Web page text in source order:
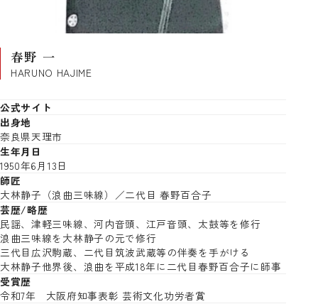
春野 一
HARUNO HAJIME
公式サイト
出身地
奈良県天理市
生年月日
1950年6月13日
師匠
大林静子（浪曲三味線）／二代目 春野百合子
芸歴/略歴
民謡、津軽三味線、河内音頭、江戸音頭、太鼓等を修行
浪曲三味線を大林静子の元で修行
三代目広沢駒蔵、二代目筑波武蔵等の伴奏を手がける
大林静子他界後、浪曲を平成18年に二代目春野百合子に師事
受賞歴
令和7年
大阪府知事表彰 芸術文化功労者賞